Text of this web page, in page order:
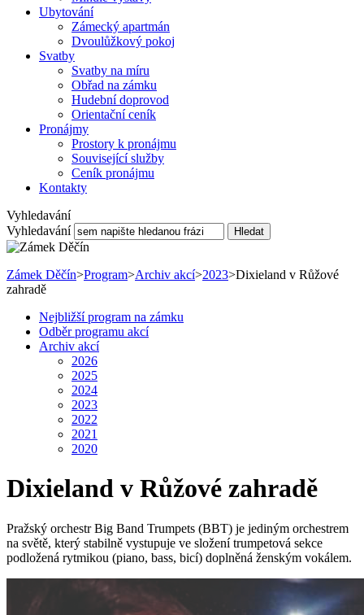
Ubytování
Zámecký apartmán
Dvoulůžkový pokoj
Svatby
Svatby na míru
Obřad na zámku
Hudební doprovod
Orientační ceník
Pronájmy
Prostory k pronájmu
Související služby
Ceník pronájmu
Kontakty
Vyhledavání
Vyhledavání
Hledat
Zámek Děčín>Program>Archiv akcí>2023>Dixieland v Růžové
zahradě
Nejbližší program na zámku
Odběr programu akcí
Archiv akcí
2026
2025
2024
2023
2022
2021
2020
Dixieland v Růžové zahradě
Pražský orchestr Big Band Trumpets (BBT) je jediným orchestrem
na světě, který stabilně vystupuje ve složení trumpetová sekce
podložená rytmikou (piano, bass, bicí) doplněná ženským vokálem.